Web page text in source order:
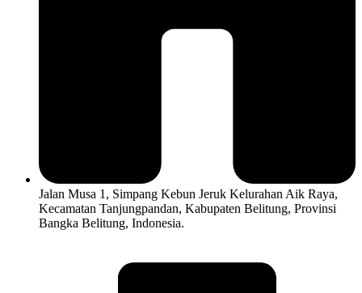
Jalan Musa 1, Simpang Kebun Jeruk Kelurahan Aik Raya,
Kecamatan Tanjungpandan, Kabupaten Belitung, Provinsi
Bangka Belitung, Indonesia.